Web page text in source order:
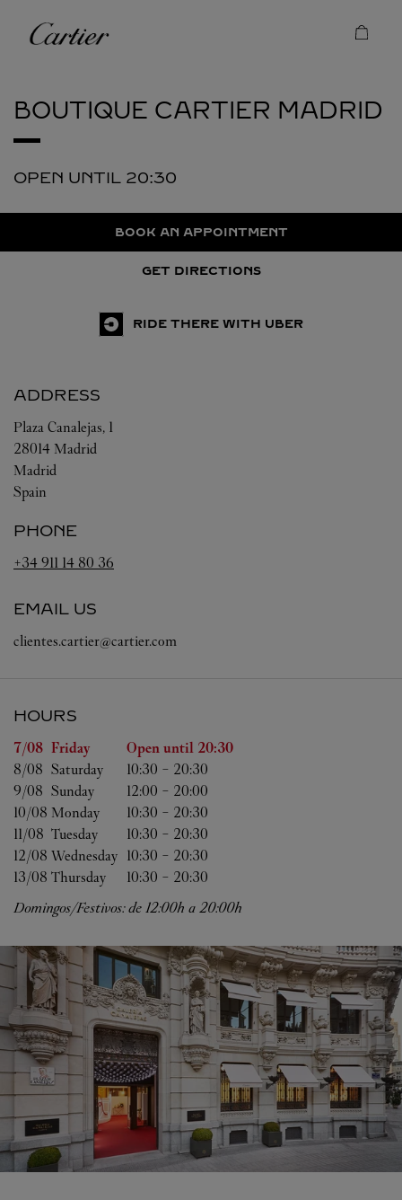
Cartier
BOUTIQUE CARTIER MADRID
OPEN UNTIL 20:30
BOOK AN APPOINTMENT
GET DIRECTIONS
RIDE THERE WITH UBER
ADDRESS
Plaza Canalejas, 1
28014 Madrid
Madrid
Spain
PHONE
+34 911 14 80 36
EMAIL US
clientes.cartier@cartier.com
HOURS
Day of the Week Hours
7/08 Friday Open until 20:30
8/08 Saturday 10:30 - 20:30
9/08 Sunday 12:00 - 20:00
10/08 Monday 10:30 - 20:30
11/08 Tuesday 10:30 - 20:30
12/08 Wednesday 10:30 - 20:30
13/08 Thursday 10:30 - 20:30
Domingos/Festivos: de 12:00h a 20:00h